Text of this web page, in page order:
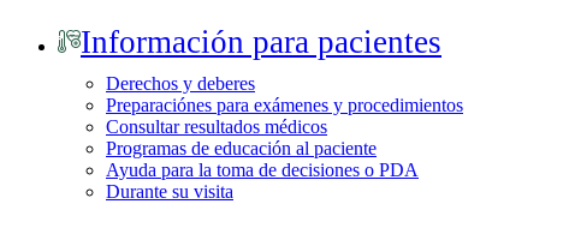
Información para pacientes
Derechos y deberes
Preparaciónes para exámenes y procedimientos
Consultar resultados médicos
Programas de educación al paciente
Ayuda para la toma de decisiones o PDA
Durante su visita